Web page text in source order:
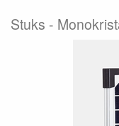
Stuks